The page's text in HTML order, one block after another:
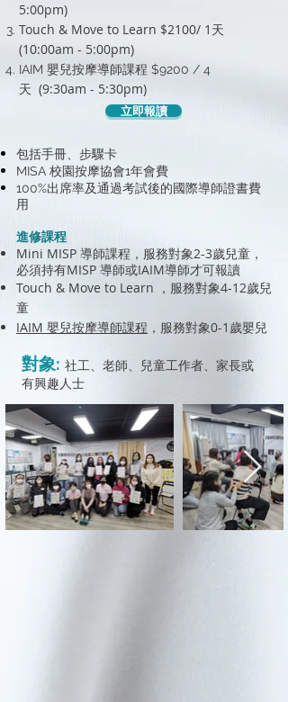
5:00pm)
Touch & Move to Learn $2100/ 1天
(10:00am - 5:00pm)
IAIM 嬰兒按摩導師課程 $9200 / 4
天 (9:30am - 5:30pm)
立即報讀
包括手冊、步驟卡
MISA 校園按摩協會1年會費
100%出席率及通過考試後的國際導師證書費
用
進修課程
Mini MISP 導師課程 ，服務對象2-3歲兒童，
必須持有MISP 導師或IAIM導師才可報讀
​Touch & Move to Learn ，服務對象4-12歲兒
童
​IAIM 嬰兒按摩導師課程 ，服務對象0-1歲嬰兒
對象: 社工、老師、兒童工作者、家長或
有興趣人士